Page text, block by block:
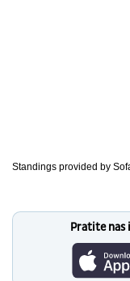
Standings provided by
Pratite nas